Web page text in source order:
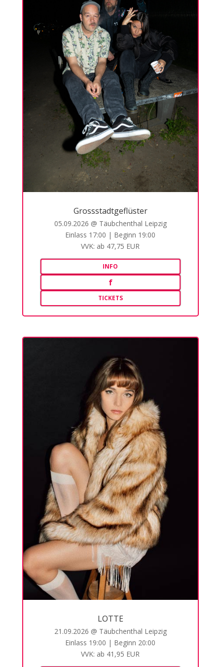
Grossstadtgeflüster
05.09.2026 @ Täubchenthal Leipzig
Einlass 17:00 | Beginn 19:00
VVK: ab 47,75 EUR
INFO
f
TICKETS
LOTTE
21.09.2026 @ Täubchenthal Leipzig
Einlass 19:00 | Beginn 20:00
VVK: ab 41,95 EUR